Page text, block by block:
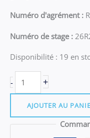
Numéro d'agrément :
Numéro de stage :
Disponibilité : 19 en
-
de
06.06
-
+
AJOUTER AU